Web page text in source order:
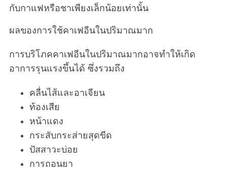
กับกาแฟหรือชาเพียงเล็กน้อยเท่านั้น
ผลของการใช้คาเฟอีนในปริมาณมาก
การบริโภคคาเฟอีนในปริมาณมากอาจทำให้เกิด
อาการรุนแรงขึ้นได้ ซึ่งรวมถึง
คลื่นไส้และอาเจียน
ท้องเสีย
หน้าแดง
กระสับกระส่ายสุดขีด
ปัสสาวะบ่อย
การถอนยา